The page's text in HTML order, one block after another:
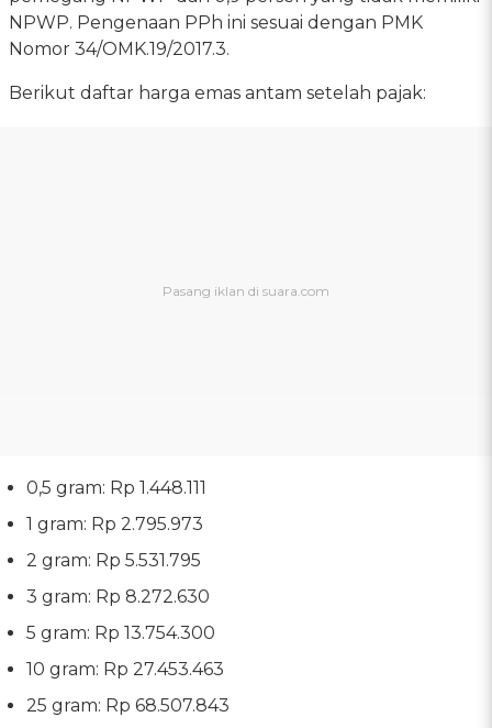
NPWP. Pengenaan PPh ini sesuai dengan PMK
Nomor 34/OMK.19/2017.3.
Berikut daftar harga emas antam setelah pajak:
0,5 gram: Rp 1.448.111
1 gram: Rp 2.795.973
2 gram: Rp 5.531.795
3 gram: Rp 8.272.630
5 gram: Rp 13.754.300
10 gram: Rp 27.453.463
25 gram: Rp 68.507.843